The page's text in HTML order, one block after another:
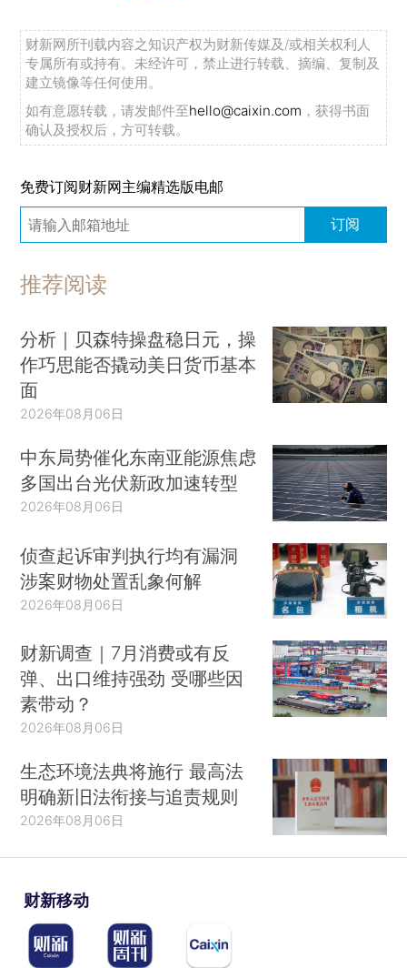
财新网所刊载内容之知识产权为财新传媒及/或相关权利人
专属所有或持有。未经许可，禁止进行转载、摘编、复制及
建立镜像等任何使用。
如有意愿转载，请发邮件至hello@caixin.com ，获得书面
确认及授权后，方可转载。
免费订阅财新网主编精选版电邮
订阅
推荐阅读
分析｜贝森特操盘稳日元，操
作巧思能否撬动美日货币基本
面
2026年08月06日
中东局势催化东南亚能源焦虑
多国出台光伏新政加速转型
2026年08月06日
侦查起诉审判执行均有漏洞
涉案财物处置乱象何解
2026年08月06日
财新调查｜7月消费或有反
弹、出口维持强劲 受哪些因
素带动？
2026年08月06日
生态环境法典将施行 最高法
明确新旧法衔接与追责规则
2026年08月06日
财新移动